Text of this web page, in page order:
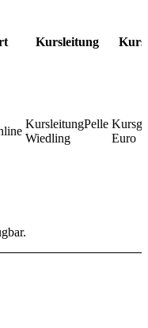
Kursleitung
Pelle
Wiedling
Euro